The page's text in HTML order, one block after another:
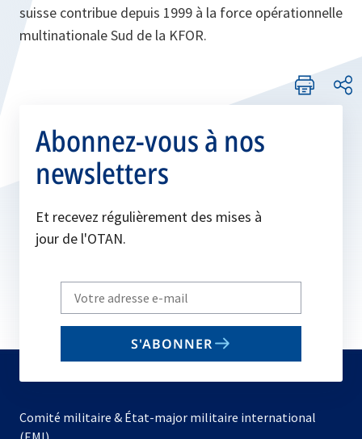
suisse contribue depuis 1999 à la force opérationnelle
multinationale Sud de la KFOR.
Abonnez-vous à nos
newsletters
Et recevez régulièrement des mises à
jour de l'OTAN.
Write
your
email
S'ABONNER
Comité militaire & État-major militaire international